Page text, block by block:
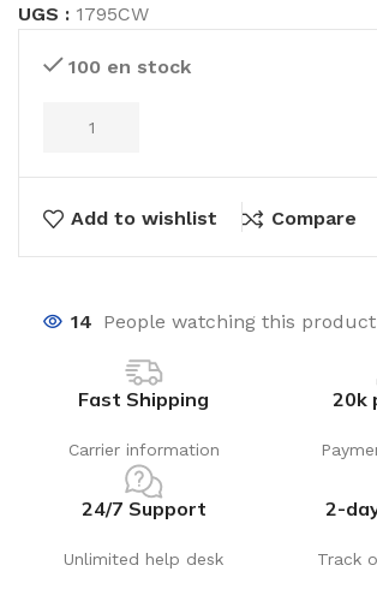
UGS : 1795CW
100 en stock
Add to wishlist Compare
14 People watching this
Fast Shipping
Carrier information
20k
24/7 Support
Unlimited help desk
2-
Track